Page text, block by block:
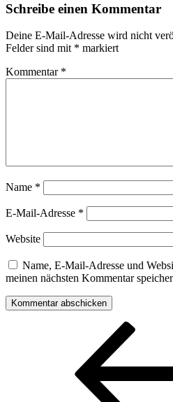
Schreibe einen Kommentar
Deine E-Mail-Adresse wird nicht
Felder sind mit * markiert
Kommentar *
Name *
E-Mail-Adresse *
Website
Name, E-Mail-Adresse und
meinen nächsten Kommentar
Beitragsnavigation